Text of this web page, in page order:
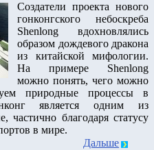
Создатели проекта нового
гонконгского небоскреба
Shenlong вдохновлялись
образом дождевого дракона
из китайской мифологии.
На примере Shenlong
можно понять, чего можно
природные процессы в
является одним из
частично благодаря статусу
в мире.
Дальше